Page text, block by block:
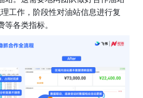
工作，阶段性对油站信息进行复
各类指标。